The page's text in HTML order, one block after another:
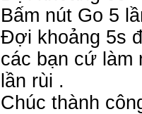
Bấm nút Go 5
Đợi khoảng 5s
các bạn cứ làm
lần rùi .
Chúc thành